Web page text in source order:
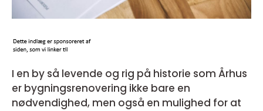
I en by så levende og rig på historie som Århus
er bygningsrenovering ikke bare en
nødvendighed, men også en mulighed for at